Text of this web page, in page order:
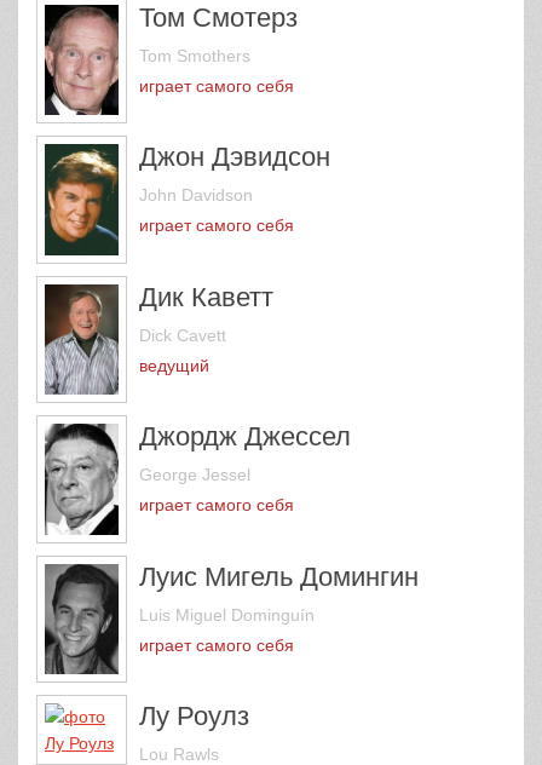
Том Смотерз
Tom Smothers
играет самого себя
Джон Дэвидсон
John Davidson
играет самого себя
Дик Каветт
Dick Cavett
ведущий
Джордж Джессел
George Jessel
играет самого себя
Луис Мигель Домингин
Luis Miguel Dominguín
играет самого себя
Лу Роулз
Lou Rawls